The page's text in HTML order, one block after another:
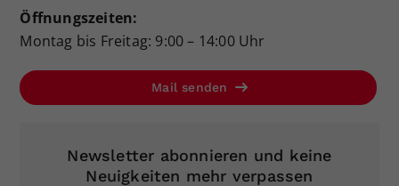
Öffnungszeiten:
Montag bis Freitag: 9:00 – 14:00 Uhr
Mail senden
Newsletter abonnieren und keine
Neuigkeiten mehr verpassen